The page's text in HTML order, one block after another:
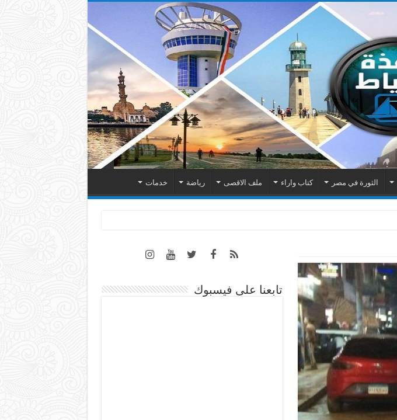
الثورة في مصر كتاب واراء ملف الاقصى رياضة خدمات
تابعنا على فيسبوك